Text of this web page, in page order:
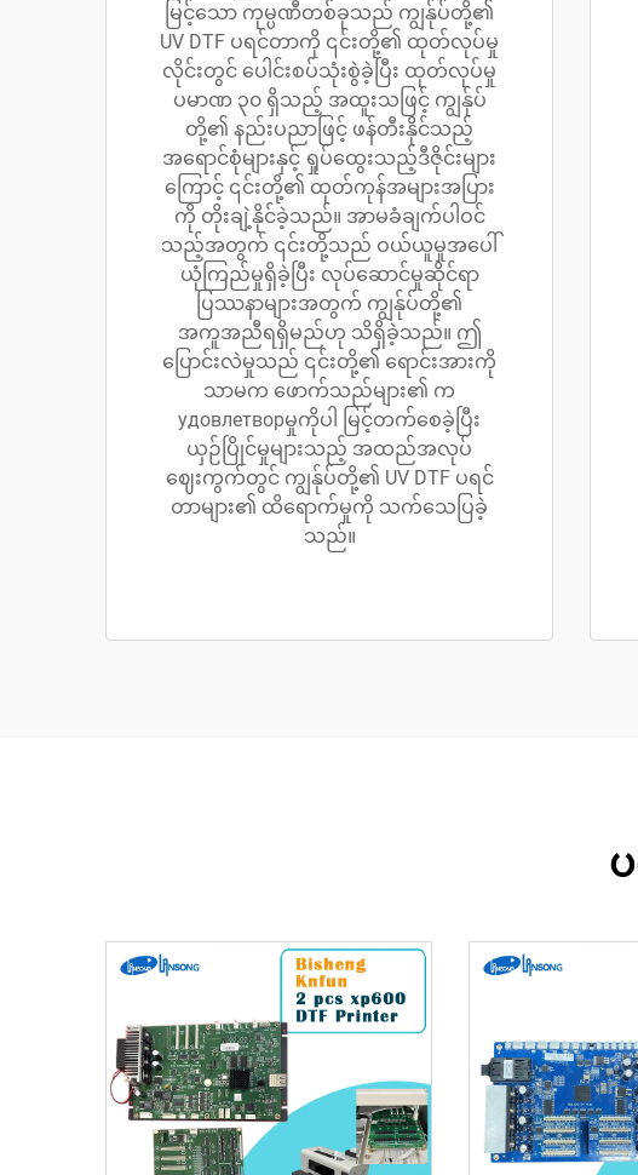
မြင့်သော ကုမ္ပဏီတစ်ခုသည် ကျွန်ုပ်တို့၏
UV DTF ပရင်တာကို ၎င်းတို့၏ ထုတ်လုပ်မှု
လိုင်းတွင် ပေါင်းစပ်သုံးစွဲခဲ့ပြီး ထုတ်လုပ်မှု
ပမာဏ ၃၀ ရှိသည့် အထူးသဖြင့် ကျွန်ုပ်
တို့၏ နည်းပညာဖြင့် ဖန်တီးနိုင်သည့်
အရောင်စုံများနှင့် ရှုပ်ထွေးသည့်ဒီဇိုင်းများ
ကြောင့် ၎င်းတို့၏ ထုတ်ကုန်အများအပြား
ကို တိုးချဲ့နိုင်ခဲ့သည်။ အာမခံချက်ပါဝင်
သည့်အတွက် ၎င်းတို့သည် ဝယ်ယူမှုအပေါ်
ယုံကြည်မှုရှိခဲ့ပြီး လုပ်ဆောင်မှုဆိုင်ရာ
ပြဿနာများအတွက် ကျွန်ုပ်တို့၏
အကူအညီရရှိမည်ဟု သိရှိခဲ့သည်။ ဤ
ပြောင်းလဲမှုသည် ၎င်းတို့၏ ရောင်းအားကို
သာမက ဖောက်သည်များ၏ က
удовлетворမှုကိုပါ မြင့်တက်စေခဲ့ပြီး
ယှဉ်ပြိုင်မှုများသည့် အထည်အလုပ်
ဈေးကွက်တွင် ကျွန်ုပ်တို့၏ UV DTF ပရင်
တာများ၏ ထိရောက်မှုကို သက်သေပြခဲ့
သည်။